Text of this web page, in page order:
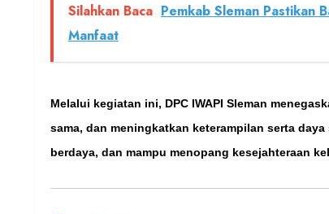
Silahkan Baca Pemkab Sleman Pastikan
Manfaat
Melalui kegiatan ini, DPC IWAPI Sleman
sama, dan meningkatkan keterampilan serta
berdaya, dan mampu menopang kesejahteraan